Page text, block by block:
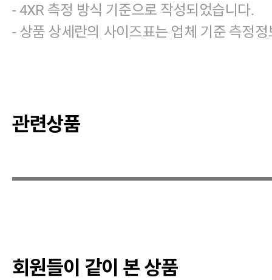
- 4XR 측정 방식 기준으로 작성되었습니다.
- 상품 상세란의 사이즈표는 업체 기준 측정정
관련상품
회원들이 같이 본 상품